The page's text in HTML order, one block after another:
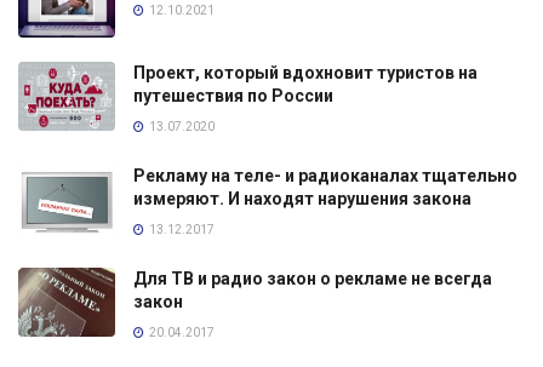
12.10.2021
Проект, который вдохновит туристов на
путешествия по России
13.07.2020
Рекламу на теле- и радиоканалах тщательно
измеряют. И находят нарушения закона
13.12.2017
Для ТВ и радио закон о рекламе не всегда
закон
20.04.2017